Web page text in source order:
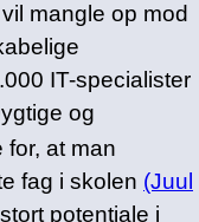
mangle op mod
IT-specialister
og
at man
fag i skolen (Juul
potentiale i